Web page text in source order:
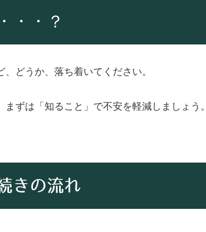
・・？
どうか、落ち着いてください。
ずは「知ること」で不安を軽減しましょう。
きの流れ